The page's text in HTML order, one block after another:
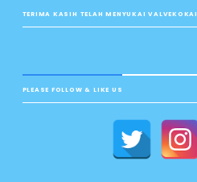
TERIMA KASIH TELAH MENYUKAI VALVEKOKAI
PLEASE FOLLOW & LIKE US